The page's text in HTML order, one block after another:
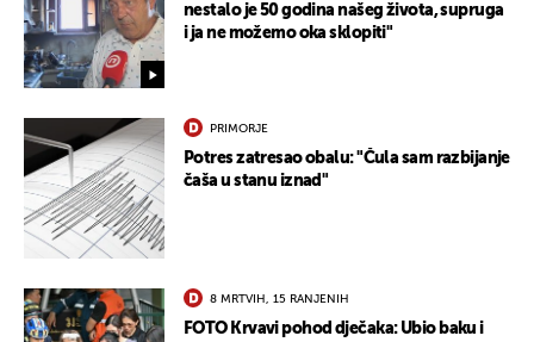
nestalo je 50 godina našeg života, supruga
i ja ne možemo oka sklopiti"
PRIMORJE
Potres zatresao obalu: "Čula sam razbijanje
čaša u stanu iznad"
8 MRTVIH, 15 RANJENIH
FOTO Krvavi pohod dječaka: Ubio baku i